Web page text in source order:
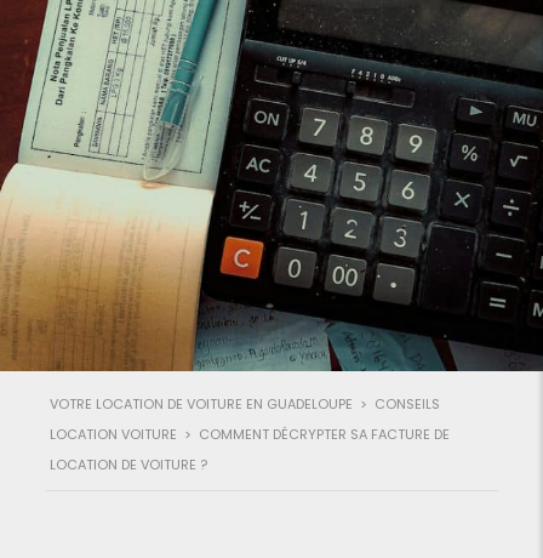
VOTRE LOCATION DE VOITURE EN GUADELOUPE > CONSEILS
LOCATION VOITURE > COMMENT DÉCRYPTER SA FACTURE DE
LOCATION DE VOITURE ?